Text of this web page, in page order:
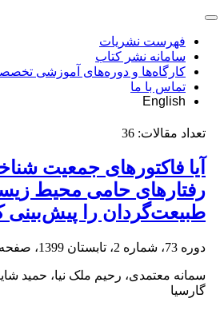
فهرست نشریات
سامانه نشر کتاب
کارگاه‌ها و دوره‌های آموزشی
تماس با ما
English
تعداد مقالات: 36
آیا فاکتورهای جمعیت
رفتارهای حامی محیط
طبیعت‌گردان را پیش‌بینی
دوره 73، شماره 2، تابستان 1399، صفحه
سمانه معتمدی، رحیم ملک نیا، حمید
گارسیا